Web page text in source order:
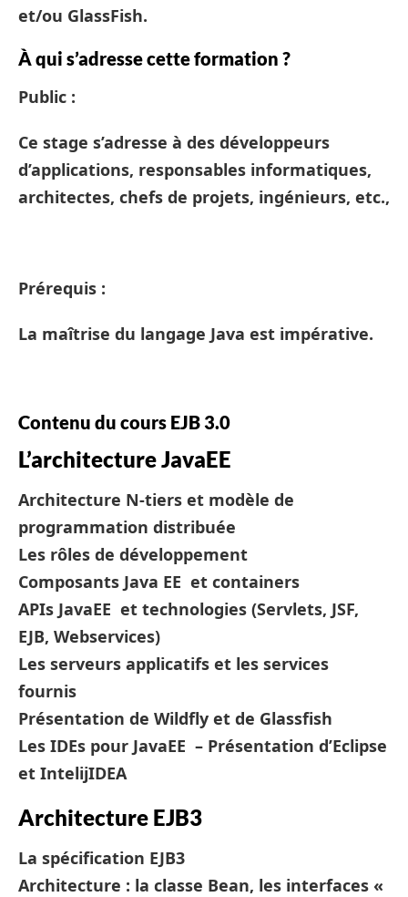
et/ou GlassFish.
À qui s’adresse cette formation ?
Public :
Ce stage s’adresse à des développeurs
d’applications, responsables informatiques,
architectes, chefs de projets, ingénieurs, etc.,
Prérequis :
La maîtrise du langage Java est impérative.
Contenu du cours EJB 3.0
L’architecture JavaEE
Architecture N-tiers et modèle de
programmation distribuée
Les rôles de développement
Composants Java EE et containers
APIs JavaEE et technologies (Servlets, JSF,
EJB, Webservices)
Les serveurs applicatifs et les services
fournis
Présentation de Wildfly et de Glassfish
Les IDEs pour JavaEE – Présentation d’Eclipse
et IntelijIDEA
Architecture EJB3
La spécification EJB3
Architecture : la classe Bean, les interfaces «